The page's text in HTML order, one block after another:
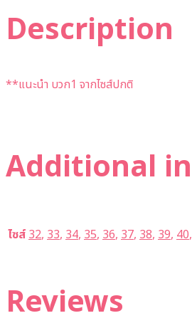
Description
**แนะนำ บวก1 จากไซส์ปกติ
Additional
ไซส์32, 33, 34, 35, 36, 37, 38, 39, 40,
Reviews